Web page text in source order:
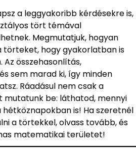
a leggyakoribb kérdésekre is,
tört témával
Megmutatjuk, hogyan
törteket, hogy gyakorlatban is
összehasonlítás,
sem marad ki, így minden
Ráadásul nem csak a
be: láthatod, mennyi
is! Ha szeretnél
a törtekkel, olvass tovább, és
matematikai területet!